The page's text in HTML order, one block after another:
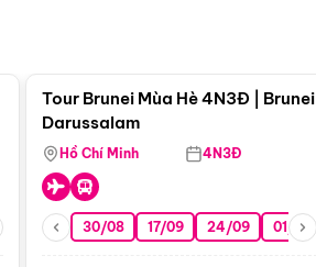
Tour Brunei Mùa Hè 4N3Đ | Brunei
Darussalam
Hồ Chí Minh 4N3Đ
30/08 17/09 24/09 01/10